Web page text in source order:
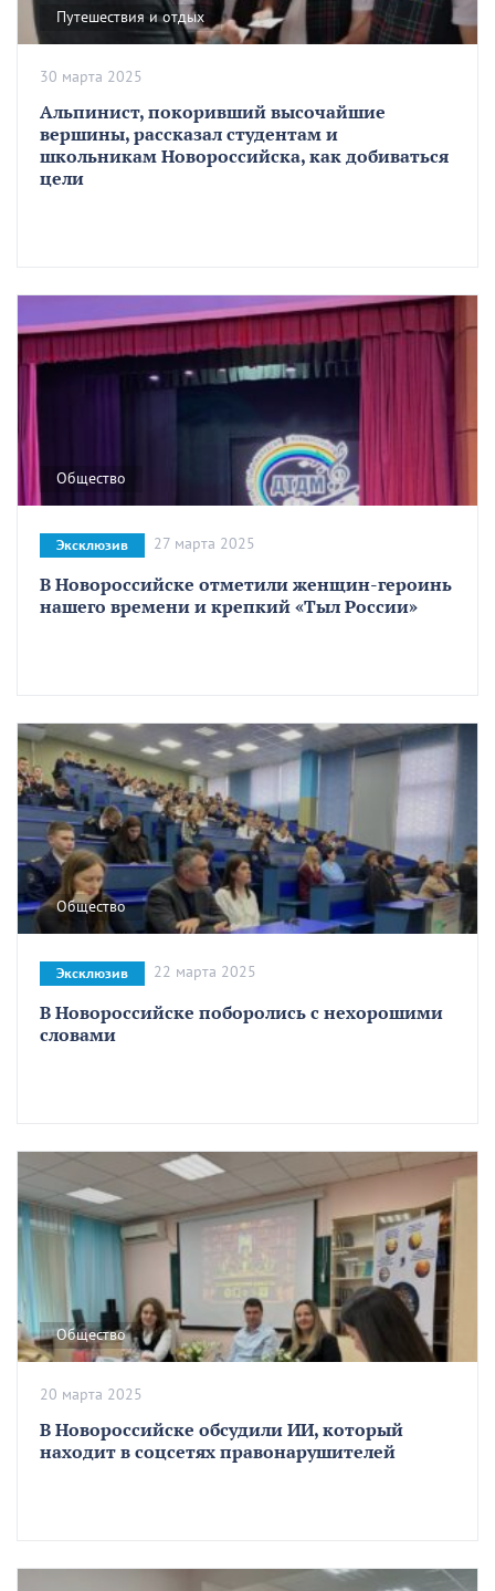
Путешествия и отдых
Альпинист, покоривший высочайшие
вершины, рассказал студентам и
школьникам Новороссийска, как добиваться
цели
30 марта 2025
Общество
В Новороссийске отметили женщин-героинь
нашего времени и крепкий «Тыл России»
Эксклюзив 27 марта 2025
Общество
В Новороссийске поборолись с нехорошими
словами
Эксклюзив 22 марта 2025
Общество
В Новороссийске обсудили ИИ, который
находит в соцсетях правонарушителей
20 марта 2025